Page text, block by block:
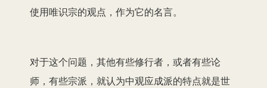
使用唯识宗的观点，作为它的名言。
对于这个问题，其他有些修行者，或者有些论
师，有些宗派，就认为中观应成派的特点就是世